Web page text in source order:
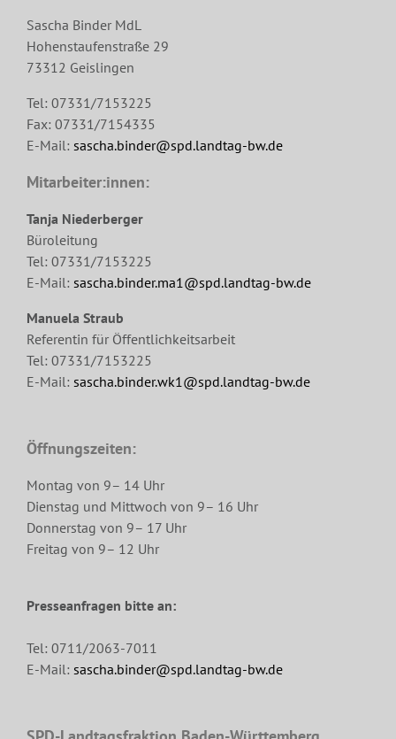
Sascha Binder MdL
Hohenstaufenstraße 29
73312 Geislingen
Tel: 07331/7153225
Fax: 07331/7154335
E-Mail: sascha.binder@spd.landtag-bw.de
Mitarbeiter:innen:
Tanja Niederberger
Büroleitung
Tel: 07331/7153225
E-Mail: sascha.binder.ma1@spd.landtag-bw.de
Manuela Straub
Referentin für Öffentlichkeitsarbeit
Tel: 07331/7153225
E-Mail: sascha.binder.wk1@spd.landtag-bw.de
Öffnungszeiten:
Montag von 9– 14 Uhr
Dienstag und Mittwoch von 9– 16 Uhr
Donnerstag von 9– 17 Uhr
Freitag von 9– 12 Uhr
Presseanfragen bitte an:
Tel: 0711/2063-7011
E-Mail: sascha.binder@spd.landtag-bw.de